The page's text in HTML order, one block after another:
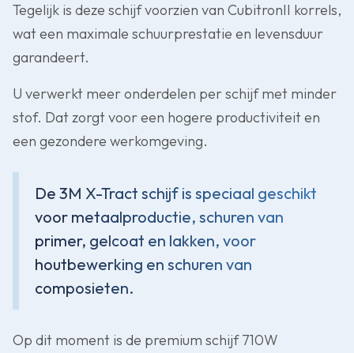
Tegelijk is deze schijf voorzien van CubitronII korrels,
wat een maximale schuurprestatie en levensduur
garandeert.
U verwerkt meer onderdelen per schijf met minder
stof. Dat zorgt voor een hogere productiviteit en
een gezondere werkomgeving.
De 3M X-Tract schijf is speciaal geschikt
voor metaalproductie, schuren van
primer, gelcoat en lakken, voor
houtbewerking en schuren van
composieten.
Op dit moment is de premium schijf 710W